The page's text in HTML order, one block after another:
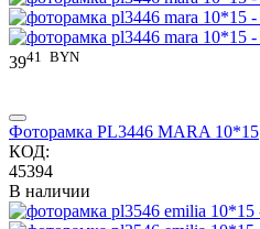
3941 BYN
Фоторамка PL3446 MARA 10*15
КОД:
45394
В наличии